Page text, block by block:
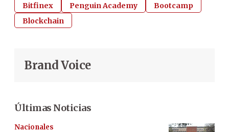
Bitfinex Penguin Academy
Bootcamp
Blockchain
Brand Voice
Últimas Noticias
Nacionales